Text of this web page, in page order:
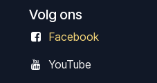
Volg ons
Facebook
YouTube